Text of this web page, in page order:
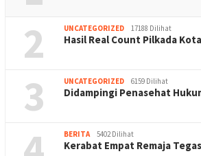
2
UNCATEGORIZED 17188 Dilihat
Hasil Real Count Pilkada
3 UNCATEGORIZED 6159 Dilihat
Didampingi Penasehat
BERITA 5402 Dilihat
Kerabat Empat Remaja